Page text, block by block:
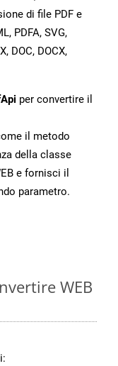
di file PDF e
PDFA, SVG,
DOC, DOCX,
per convertire il
il metodo
della classe
e fornisci il
parametro.
WEB